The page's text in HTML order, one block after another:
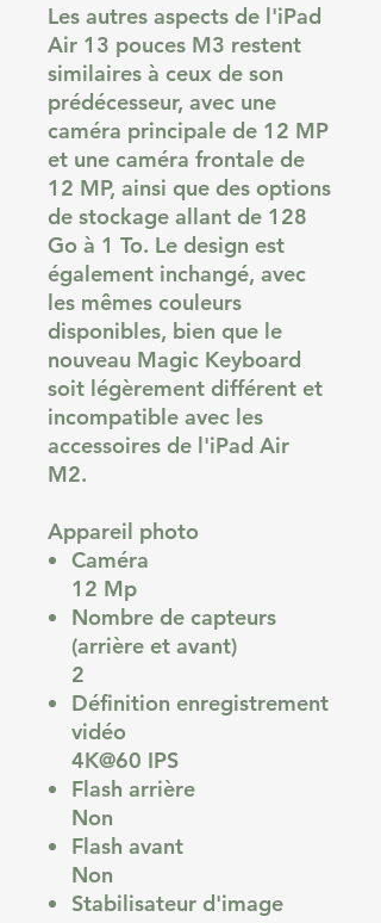
Les autres aspects de l'iPad
Air 13 pouces M3 restent
similaires à ceux de son
prédécesseur, avec une
caméra principale de 12 MP
et une caméra frontale de
12 MP, ainsi que des options
de stockage allant de 128
Go à 1 To. Le design est
également inchangé, avec
les mêmes couleurs
disponibles, bien que le
nouveau Magic Keyboard
soit légèrement différent et
incompatible avec les
accessoires de l'iPad Air
M2.
Appareil photo
Caméra
12 Mp
Nombre de capteurs
(arrière et avant)
2
Définition enregistrement
vidéo
4K@60 IPS
Flash arrière
Non
Flash avant
Non
Stabilisateur d'image